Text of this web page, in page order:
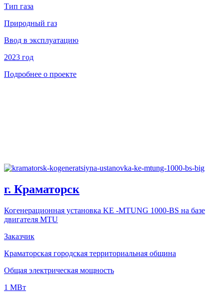
Тип газа
Природный газ
Ввод в эксплуатацию
2023 год
Подробнее о проекте
г. Краматорск
Когенерационная установка KE -MTUNG 1000-BS на базе
двигателя MTU
Заказчик
Краматорская городская территориальная община
Общая электрическая мощность
1 MВт